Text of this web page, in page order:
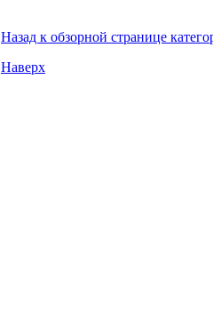
Назад к обзорной странице
Наверх